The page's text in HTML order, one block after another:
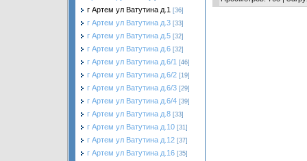
г Артем ул Ватутина д.1 [36]
г Артем ул Ватутина д.3 [33]
г Артем ул Ватутина д.5 [32]
г Артем ул Ватутина д.6 [32]
г Артем ул Ватутина д.6/1 [46]
г Артем ул Ватутина д.6/2 [19]
г Артем ул Ватутина д.6/3 [29]
г Артем ул Ватутина д.6/4 [39]
г Артем ул Ватутина д.8 [33]
г Артем ул Ватутина д.10 [31]
г Артем ул Ватутина д.12 [37]
г Артем ул Ватутина д.16 [35]